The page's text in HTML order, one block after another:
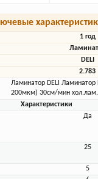
1 год
DELI
2.783
Ламинатор DELI Ламинатор
200мкм) 30см/мин хол.лам.
Характеристики
Да
25
5